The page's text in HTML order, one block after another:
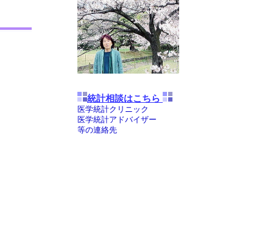
統計相談はこちら
医学統計クリニック
医学統計アドバイザー
等の連絡先